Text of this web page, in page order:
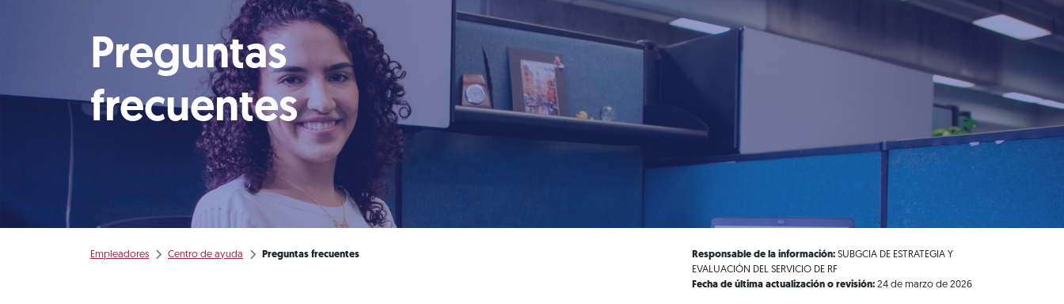
Preguntas
frecuentes
Empleadores Centro de ayuda Preguntas frecuentes Responsable de la información: SUBGCIA DE ESTRATEGIA Y
EVALUACIÓN DEL SERVICIO DE RF
Fecha de última actualización o revisión: 24 de marzo de 2026